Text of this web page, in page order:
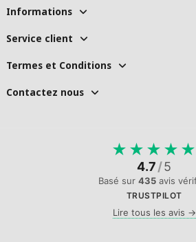
Informations
Service client
Termes et Conditions
Contactez nous
★ ★ ★ ★ ★
4.7/5
Basé sur 435 avis
TRUSTPILOT
Lire tous les avis →